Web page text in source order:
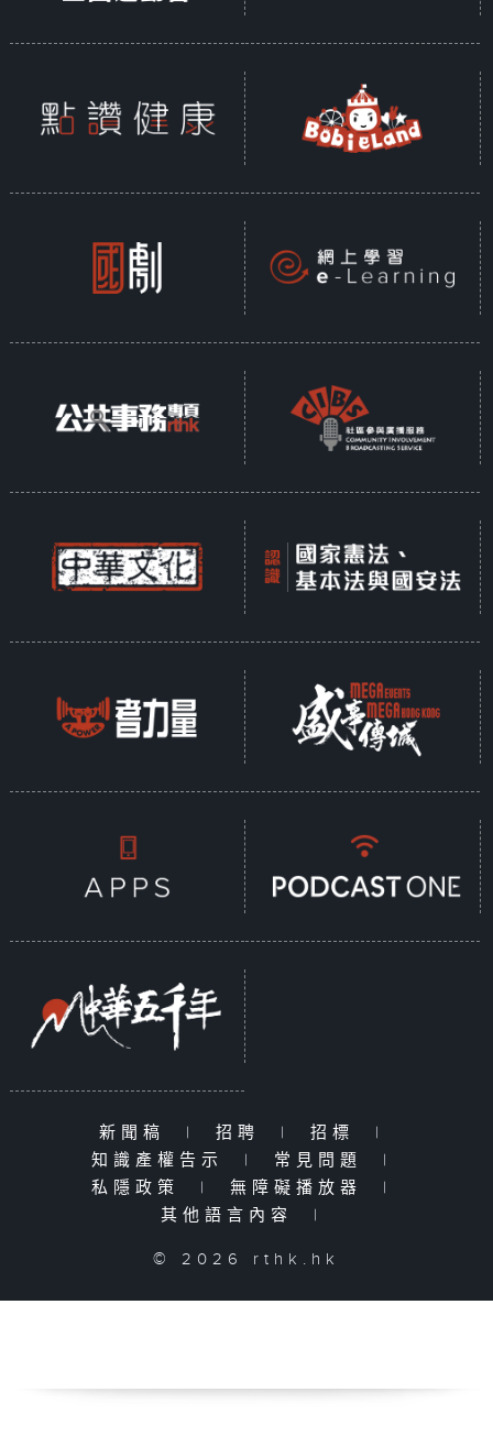
新聞稿 | 招聘 | 招標
|
知識產權告示
| 常見問題
|
私隱政策
| 無障礙播放器
|
其他語言內容
|
© 2026 rthk.hk